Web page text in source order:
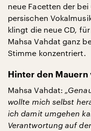
neue Facetten der
persischen
klingt die neue CD,
Mahsa Vahdat ganz
Stimme konzentriert.
Hinter den Mauern
Mahsa Vahdat:
wollte mich selbst
ich damit umgehen
Verantwortung auf